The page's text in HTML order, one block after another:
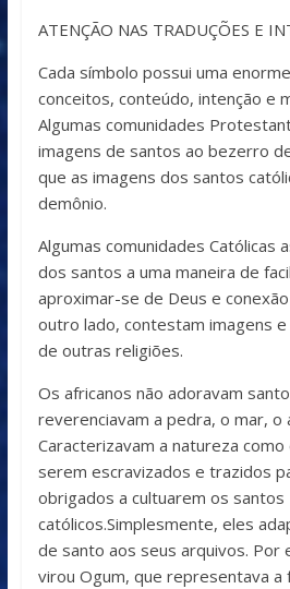
ATENÇÃO NAS TRADUÇÕES E
Cada símbolo possui uma
conceitos, conteúdo, intenção e
Algumas comunidades
imagens de santos ao bezerro
que as imagens dos santos
demônio.
Algumas comunidades Católicas
dos santos a uma maneira de
aproximar-se de Deus e
outro lado, contestam imagens
de outras religiões.
Os africanos não adoravam
reverenciavam a pedra, o mar, o
Caracterizavam a natureza
serem escravizados e trazidos
obrigados a cultuarem os santos
católicos.Simplesmente, eles
de santo aos seus arquivos. Por
virou Ogum, que representava a